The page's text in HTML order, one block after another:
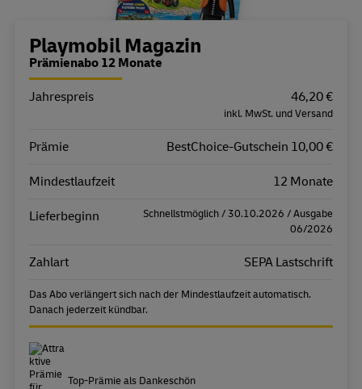
Bestellübersicht
Playmobil Magazin
Prämienabo 12 Monate
Eigenschaft
Jahrespreis 46,20 €
inkl. MwSt. und Versand
Prämie BestChoice-Gutschein 10,00 €
Mindestlaufzeit 12 Monate
Lieferbeginn
Schnellstmöglich / 30.10.2026 / Ausgabe
06/2026
Zahlart SEPA Lastschrift
Das Abo verlängert sich nach der Mindestlaufzeit automatisch.
Danach jederzeit kündbar.
Top-Prämie als Dankeschön